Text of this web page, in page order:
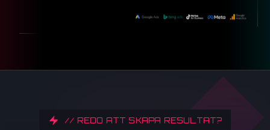
// REDO ATT SKAPA RESULTAT?